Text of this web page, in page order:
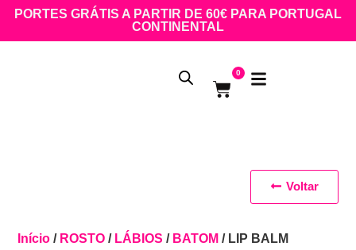
PORTES GRÁTIS A PARTIR DE 60€ PARA PORTUGAL
CONTINENTAL
0
Início / ROSTO / LÁBIOS / BATOM / LIP BALM
Voltar